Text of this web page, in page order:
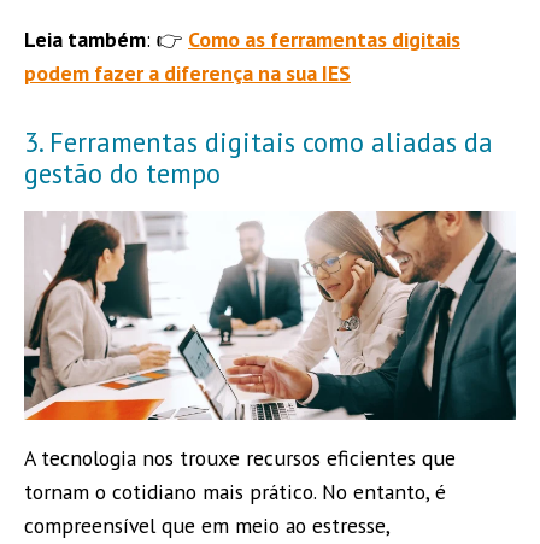
Leia também: 👉 Como as ferramentas digitais
podem fazer a diferença na sua IES
3. Ferramentas digitais como aliadas da
gestão do tempo
A tecnologia nos trouxe recursos eficientes que
tornam o cotidiano mais prático. No entanto, é
compreensível que em meio ao estresse,